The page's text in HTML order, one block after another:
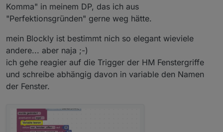
Komma" in meinem DP, das ich aus
"Perfektionsgründen" gerne weg hätte.
mein Blockly ist bestimmt nich so elegant wieviele
andere... aber naja ;-)
ich gehe reagier auf die Trigger der HM Fenstergriffe
und schreibe abhängig davon in variable den Namen
der Fenster.